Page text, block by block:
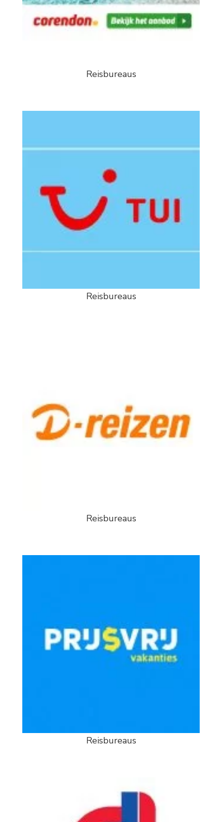
Reisbureaus
Reisbureaus
Reisbureaus
Reisbureaus